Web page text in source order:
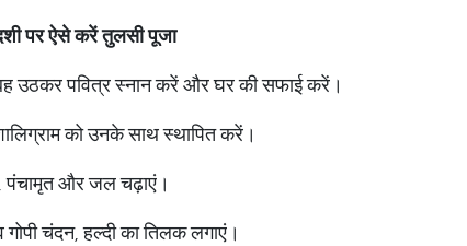
पर ऐसे करें तुलसी पूजा
उठकर पवित्र स्नान करें और घर की सफाई करें।
को उनके साथ स्थापित करें।
पंचामृत और जल चढ़ाएं।
चंदन, हल्दी का तिलक लगाएं।